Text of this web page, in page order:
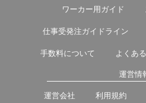
ワーカー用ガイド
仕事受発注ガイドライン
手数料について よくあ
運営情
運営会社 利用規約